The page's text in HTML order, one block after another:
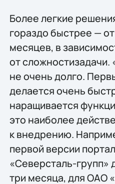
Более легкие
гораздо быстрее —
месяцев, в
от сложностизадачи.
не очень долго.
делается очень
наращивается
это наиболее
к внедрению.
первой версии
«Северсталь-групп»
три месяца, для ОАО